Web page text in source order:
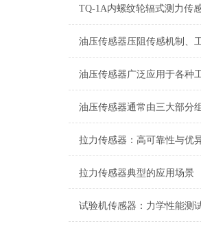
TQ-1A内螺纹轮辐式测力传
油压传感器通常由三大部分
拉力传感器典型的应用场景